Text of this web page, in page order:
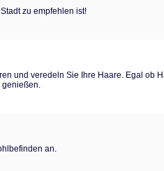
zu empfehlen ist!
und veredeln Sie Ihre Haare. Egal ob
genießen.
an.